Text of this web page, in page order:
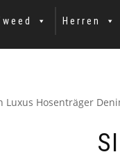
Herren
Luxus Hosenträger